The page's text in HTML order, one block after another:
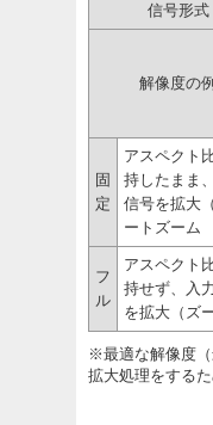
信号形式
解像度の例
固
定
アスペクト
持したまま
信号を拡大
ートズーム
フ
ル
アスペクト
持せず、入
を拡大（ズ
※最適な解像度
拡大処理をする